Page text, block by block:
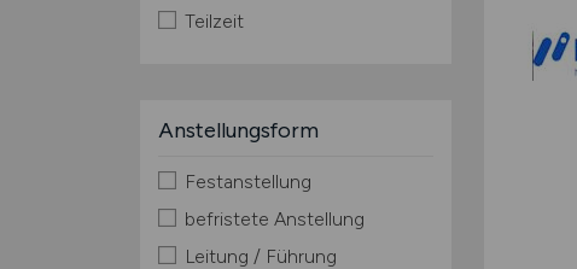
Teilzeit
Anstellungsform
Festanstellung
befristete Anstellung
Leitung / Führung